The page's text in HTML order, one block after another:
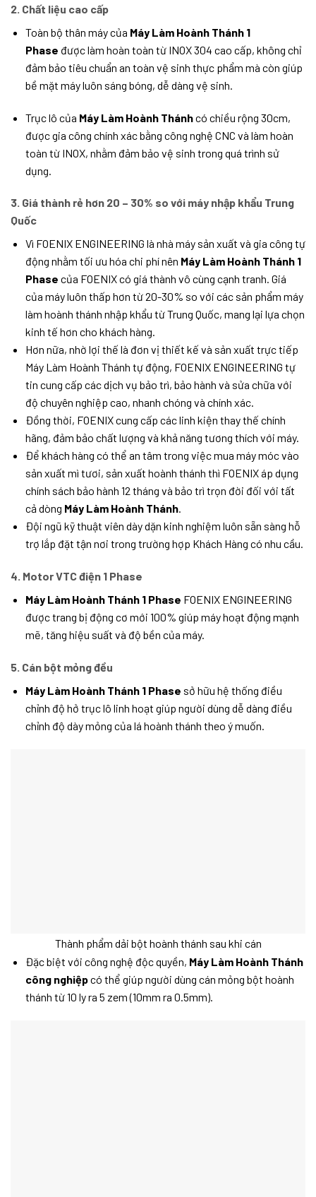
2. Chất liệu cao cấp
Toàn bộ thân máy của Máy Làm Hoành Thánh 1
Phase được làm hoàn toàn từ INOX 304 cao cấp, không chỉ
đảm bảo tiêu chuẩn an toàn vệ sinh thực phẩm mà còn giúp
bề mặt máy luôn sáng bóng, dễ dàng vệ sinh.
Trục lô của Máy Làm Hoành Thánhcó chiều rộng 30cm,
được gia công chính xác bằng công nghệ CNC và làm hoàn
toàn từ INOX, nhằm đảm bảo vệ sinh trong quá trình sử
dụng.
3. Giá thành rẻ hơn 20 – 30% so với máy nhập khẩu Trung
Quốc
Vì FOENIX ENGINEERING là nhà máy sản xuất và gia công tự
động nhằm tối ưu hóa chi phí nên Máy Làm Hoành Thánh 1
Phase của FOENIX có giá thành vô cùng cạnh tranh. Giá
của máy luôn thấp hơn từ 20-30% so với các sản phẩm máy
làm hoành thánh nhập khẩu từ Trung Quốc, mang lại lựa chọn
kinh tế hơn cho khách hàng.
Hơn nữa, nhờ lợi thế là đơn vị thiết kế và sản xuất trực tiếp
Máy Làm Hoành Thánh tự động, FOENIX ENGINEERING tự
tin cung cấp các dịch vụ bảo trì, bảo hành và sửa chữa với
độ chuyên nghiệp cao, nhanh chóng và chính xác.
Đồng thời, FOENIX cung cấp các linh kiện thay thế chính
hãng, đảm bảo chất lượng và khả năng tương thích với máy.
Để khách hàng có thể an tâm trong việc mua máy móc vào
sản xuất mì tươi, sản xuất hoành thánh thì FOENIX áp dụng
chính sách bảo hành 12 tháng và bảo trì trọn đời đối với tất
cả dòng Máy Làm Hoành Thánh.
Đội ngũ kỹ thuật viên dày dặn kinh nghiệm luôn sẵn sàng hỗ
trợ lắp đặt tận nơi trong trường hợp Khách Hàng có nhu cầu.
4. Motor VTC điện 1 Phase
Máy Làm Hoành Thánh 1 Phase FOENIX ENGINEERING
được trang bị động cơ mới 100% giúp máy hoạt động mạnh
mẽ, tăng hiệu suất và độ bền của máy.
5. Cán bột mỏng đều
Máy Làm Hoành Thánh 1 Phase sở hữu hệ thống điều
chỉnh độ hở trục lô linh hoạt giúp người dùng dễ dàng điều
chỉnh độ dày mỏng của lá hoành thánh theo ý muốn.
Thành phẩm dải bột hoành thánh sau khi cán
Đặc biệt với công nghệ độc quyền, Máy Làm Hoành Thánh
công nghiệpcó thể giúp người dùng cán mỏng bột hoành
thánh từ 10 ly ra 5 zem (10mm ra 0.5mm).